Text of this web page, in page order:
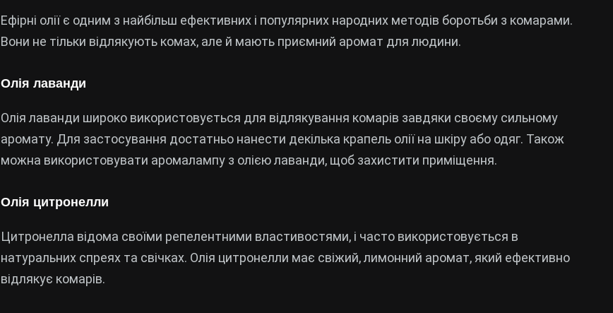
Ефірні олії є одним з найбільш ефективних і популярних народних методів боротьби з комарами.
Вони не тільки відлякують комах, але й мають приємний аромат для людини.
Олія лаванди
Олія лаванди широко використовується для відлякування комарів завдяки своєму сильному
аромату. Для застосування достатньо нанести декілька крапель олії на шкіру або одяг. Також
можна використовувати аромалампу з олією лаванди, щоб захистити приміщення.
Олія цитронелли
Цитронелла відома своїми репелентними властивостями, і часто використовується в
натуральних спреях та свічках. Олія цитронелли має свіжий, лимонний аромат, який ефективно
відлякує комарів.